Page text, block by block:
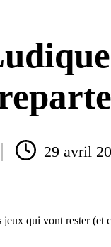
29 avril